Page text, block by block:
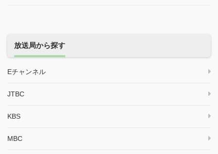
放送局から探す
Eチャンネル
JTBC
KBS
MBC